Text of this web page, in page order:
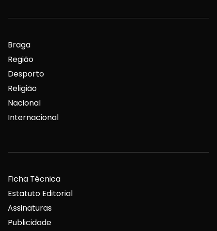
Braga
Região
Desporto
Religião
Nacional
Internacional
Ficha Técnica
Estatuto Editorial
Assinaturas
Publicidade